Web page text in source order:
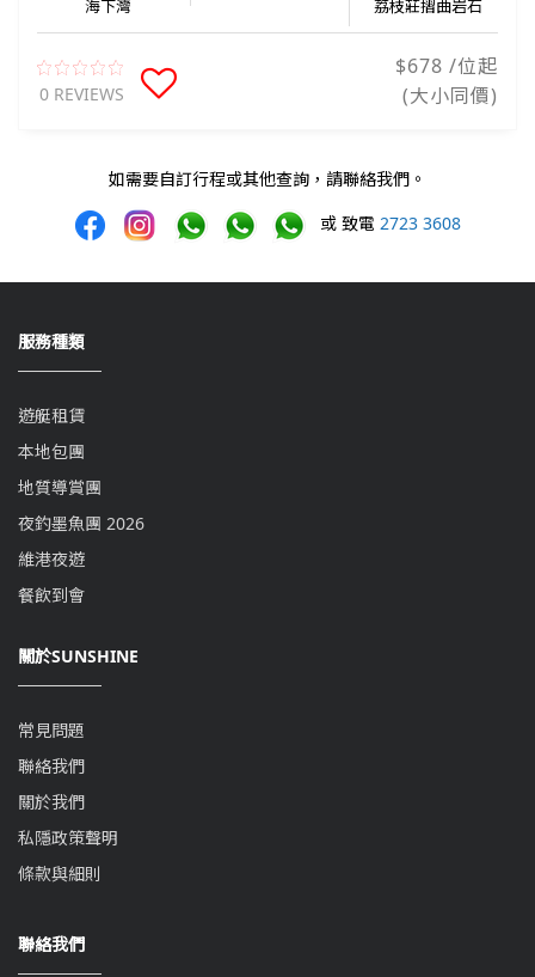
海下灣 荔枝莊摺曲岩石
0 REVIEWS
$678 /位起
(大小同價)
如需要自訂行程或其他查詢，請聯絡我們。
或 致電 2723 3608
服務種類
遊艇租賃
本地包團
地質導賞團
夜釣墨魚團 2026
維港夜遊
餐飲到會
關於SUNSHINE
常見問題
聯絡我們
關於我們
私隱政策聲明
條款與細則
聯絡我們